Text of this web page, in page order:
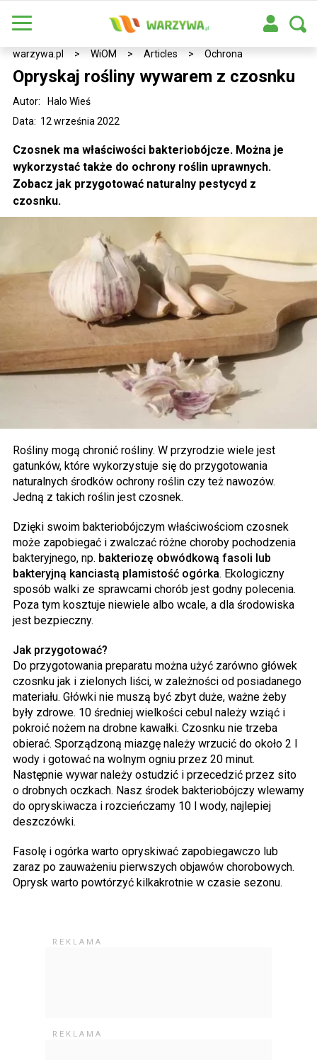
warzywa.pl > WiOM > Articles > Ochrona
Opryskaj rośliny wywarem z czosnku
Data: 12 września 2022
Autor: Halo Wieś
Czosnek ma właściwości bakteriobójcze. Można je
wykorzystać także do ochrony roślin uprawnych.
Zobacz jak przygotować naturalny pestycyd z
czosnku.
Rośliny mogą chronić rośliny. W przyrodzie wiele jest
gatunków, które wykorzystuje się do przygotowania
naturalnych środków ochrony roślin czy też nawozów.
Jedną z takich roślin jest czosnek.
Dzięki swoim bakteriobójczym właściwościom czosnek
może zapobiegać i zwalczać różne choroby pochodzenia
bakteryjnego, np. bakteriozę obwódkową fasoli lub
bakteryjną kanciastą plamistość ogórka. Ekologiczny
sposób walki ze sprawcami chorób jest godny polecenia.
Poza tym kosztuje niewiele albo wcale, a dla środowiska
jest bezpieczny.
Jak przygotować?
Do przygotowania preparatu można użyć zarówno główek
czosnku jak i zielonych liści, w zależności od posiadanego
materiału. Główki nie muszą być zbyt duże, ważne żeby
były zdrowe. 10 średniej wielkości cebul należy wziąć i
pokroić nożem na drobne kawałki. Czosnku nie trzeba
obierać. Sporządzoną miazgę należy wrzucić do około 2 l
wody i gotować na wolnym ogniu przez 20 minut.
Następnie wywar należy ostudzić i przecedzić przez sito
o drobnych oczkach. Nasz środek bakteriobójczy wlewamy
do opryskiwacza i rozcieńczamy 10 l wody, najlepiej
deszczówki.
Fasolę i ogórka warto opryskiwać zapobiegawczo lub
zaraz po zauważeniu pierwszych objawów chorobowych.
Oprysk warto powtórzyć kilkakrotnie w czasie sezonu.